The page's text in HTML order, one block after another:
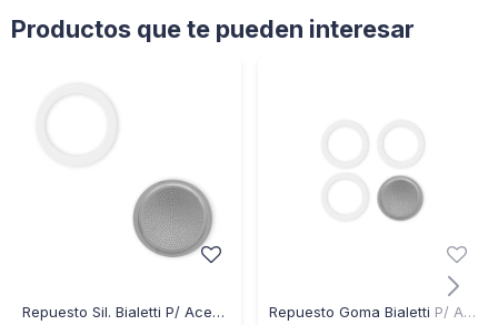
Productos que te pueden interesar
Repuesto Sil. Bialetti P/ Acero 10 Pocillos Repuesto Goma Bialetti P/ Aluminio 12 Pocillos